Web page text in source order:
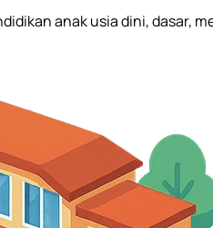
anak usia dini, dasar,